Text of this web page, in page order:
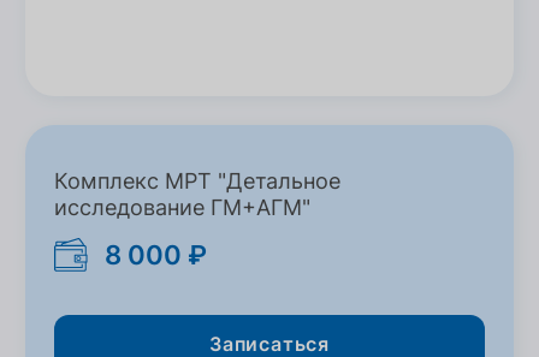
Комплекс МРТ "Детальное
исследование ГМ+АГМ"
8 000 ₽
Записаться